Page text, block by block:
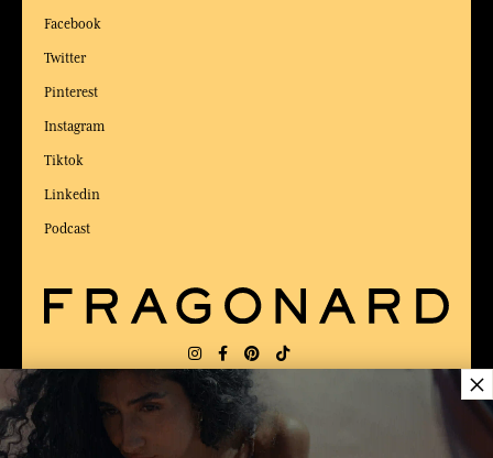
Facebook
Twitter
Pinterest
Instagram
Tiktok
Linkedin
Podcast
LIEFERUNG: US SPRACHE:
×